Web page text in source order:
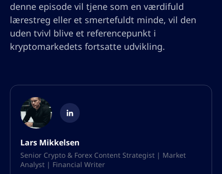
denne episode vil tjene som en værdifuld
lærestreg eller et smertefuldt minde, vil den
uden tvivl blive et referencepunkt i
kryptomarkedets fortsatte udvikling.
Lars Mikkelsen
Senior Crypto & Forex Content Strategist | Market
Analyst | Financial Writer